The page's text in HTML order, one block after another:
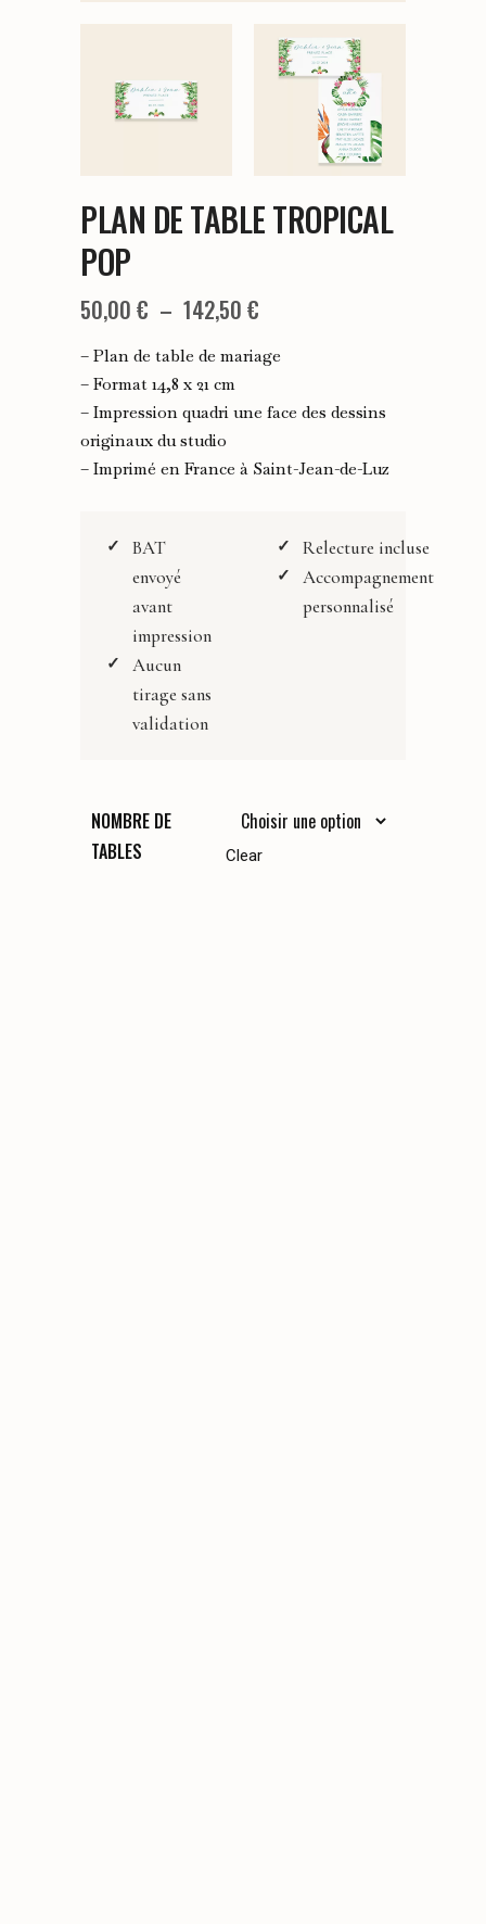
PLAN DE TABLE TROPICAL
POP
50,00 € – 142,50 €
de
50,00 €
à
– Plan de table de mariage
– Format 14,8 x 21 cm
– Impression quadri une face des dessins
originaux du studio
– Imprimé en France à Saint-Jean-de-Luz
BAT
envoyé
avant
impression
Aucun
tirage sans
validation
Relecture incluse
Accompagnement
personnalisé
NOMBRE DE
TABLES
Clear